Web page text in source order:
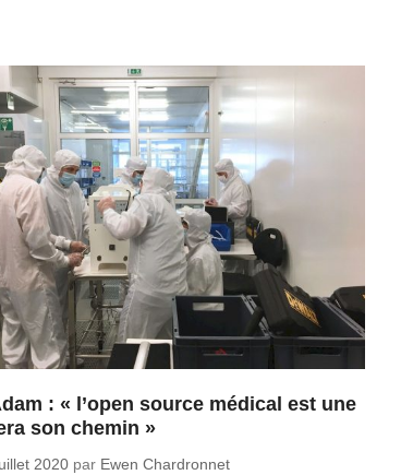
: « l’open source médical est une
son chemin »
2020 par Ewen Chardronnet